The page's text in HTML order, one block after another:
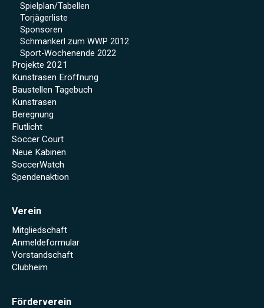
Spielplan/Tabellen
Torjägerliste
Sponsoren
Schmankerl zum WWP 2012
Sport-Wochenende 2022
Projekte 2021
Kunstrasen Eröffnung
Baustellen Tagebuch
Kunstrasen
Beregnung
Flutlicht
Soccer Court
Neue Kabinen
SoccerWatch
Spendenaktion
Verein
Mitgliedschaft
Anmeldeformular
Vorstandschaft
Clubheim
Förderverein